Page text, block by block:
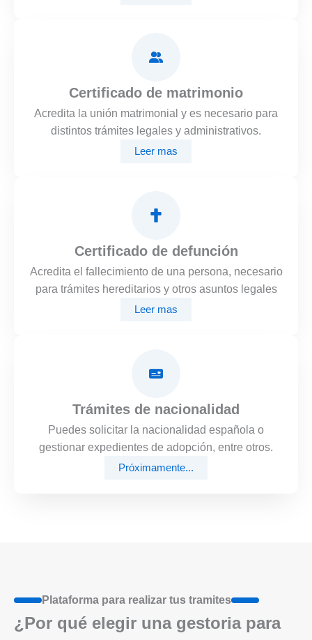
Certificado de matrimonio
Acredita la unión matrimonial y es necesario para
distintos trámites legales y administrativos.
Leer mas
Certificado de defunción
Acredita el fallecimiento de una persona, necesario
para trámites hereditarios y otros asuntos legales
Leer mas
Trámites de nacionalidad
Puedes solicitar la nacionalidad española o
gestionar expedientes de adopción, entre otros.
Próximamente...
Plataforma para realizar tus tramites
¿Por qué elegir una gestoria para